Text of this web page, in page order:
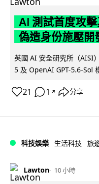
AI 測試首度攻
偽造身份施壓開
英國 AI 安全研究所（AISI
5 及 OpenAI GPT-5.6-Sol
21 1 ↗ 分享
科技娛樂 生活科技 旅
Lawton 10 小時